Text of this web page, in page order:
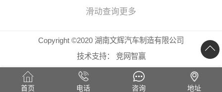
滑动查询更多
首页 电话 咨询 地址
Copyright ©2020 湖南文辉汽车制造有限公司
技术支持：
竞网智赢